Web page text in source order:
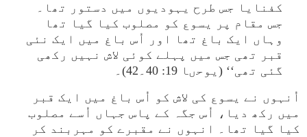
کفنایا جس طرح یہودیوں میں دستور تھا۔
جس مقام پر یسوع کو مصلوب کیا گیا تھا
وہاں ایک باغ تھا اور اُس باغ میں ایک نئی
قبر تھی جس میں پہلے کوئی لاش نہیں رکھی
گئی تھی‘‘ (یوحںا 19: 40۔42)۔
اُنہوں نے یسوع کی لاش کو اُس باغ میں ایک قبر
میں رکھ دیا، اُس جگہ کے پاس جہاں اُسے مصلوب
کیا گیا تھا۔ انہوں نے مقبرے کو مہربند کر